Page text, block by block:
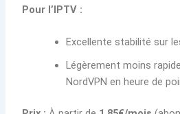
Pour l’IPTV :
Excellente stabilité sur
Légèrement moins
NordVPN en heure de